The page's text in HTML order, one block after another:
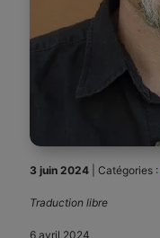
3 juin 2024 Catégories :
Traduction libre
6 avril 2024